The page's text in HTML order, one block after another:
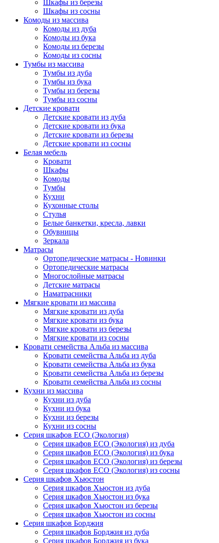
Шкафы из березы
Шкафы из сосны
Комоды из массива
Комоды из дуба
Комоды из бука
Комоды из березы
Комоды из сосны
Тумбы из массива
Тумбы из дуба
Тумбы из бука
Тумбы из березы
Тумбы из сосны
Детские кровати
Детские кровати из дуба
Детские кровати из бука
Детские кровати из березы
Детские кровати из сосны
Белая мебель
Кровати
Шкафы
Комоды
Тумбы
Кухни
Кухонные столы
Стулья
Белые банкетки, кресла, лавки
Обувницы
Зеркала
Матрасы
Ортопедические матрасы - Новинки
Ортопедические матрасы
Многослойные матрасы
Детские матрасы
Наматрасники
Мягкие кровати из массива
Мягкие кровати из дуба
Мягкие кровати из бука
Мягкие кровати из березы
Мягкие кровати из сосны
Кровати семейства Альба из массива
Кровати семейства Альба из дуба
Кровати семейства Альба из бука
Кровати семейства Альба из березы
Кровати семейства Альба из сосны
Кухни из массива
Кухни из дуба
Кухни из бука
Кухни из березы
Кухни из сосны
Серия шкафов ECO (Экология)
Серия шкафов ECO (Экология) из дуба
Серия шкафов ECO (Экология) из бука
Серия шкафов ECO (Экология) из березы
Серия шкафов ECO (Экология) из сосны
Серия шкафов Хьюстон
Серия шкафов Хьюстон из дуба
Серия шкафов Хьюстон из бука
Серия шкафов Хьюстон из березы
Серия шкафов Хьюстон из сосны
Серия шкафов Борджия
Серия шкафов Борджия из дуба
Серия шкафов Борджия из бука